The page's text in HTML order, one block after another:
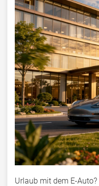
Urlaub mit dem E-